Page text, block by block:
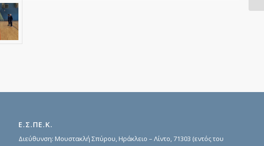
Ε.Σ.ΠΕ.Κ.
Διεύθυνση: Μουστακλή Σπύρου, Ηράκλειο – Λίντο, 71303 (εντός του